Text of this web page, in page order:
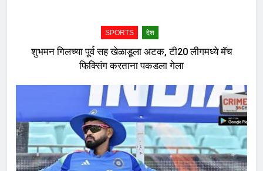
SPORTS देश
शुभमन गिलच्या पूर्व सह खेळाडूला अटक, टी20 लीगमध्ये मॅच
फिक्सिंग करताना पकडला गेला